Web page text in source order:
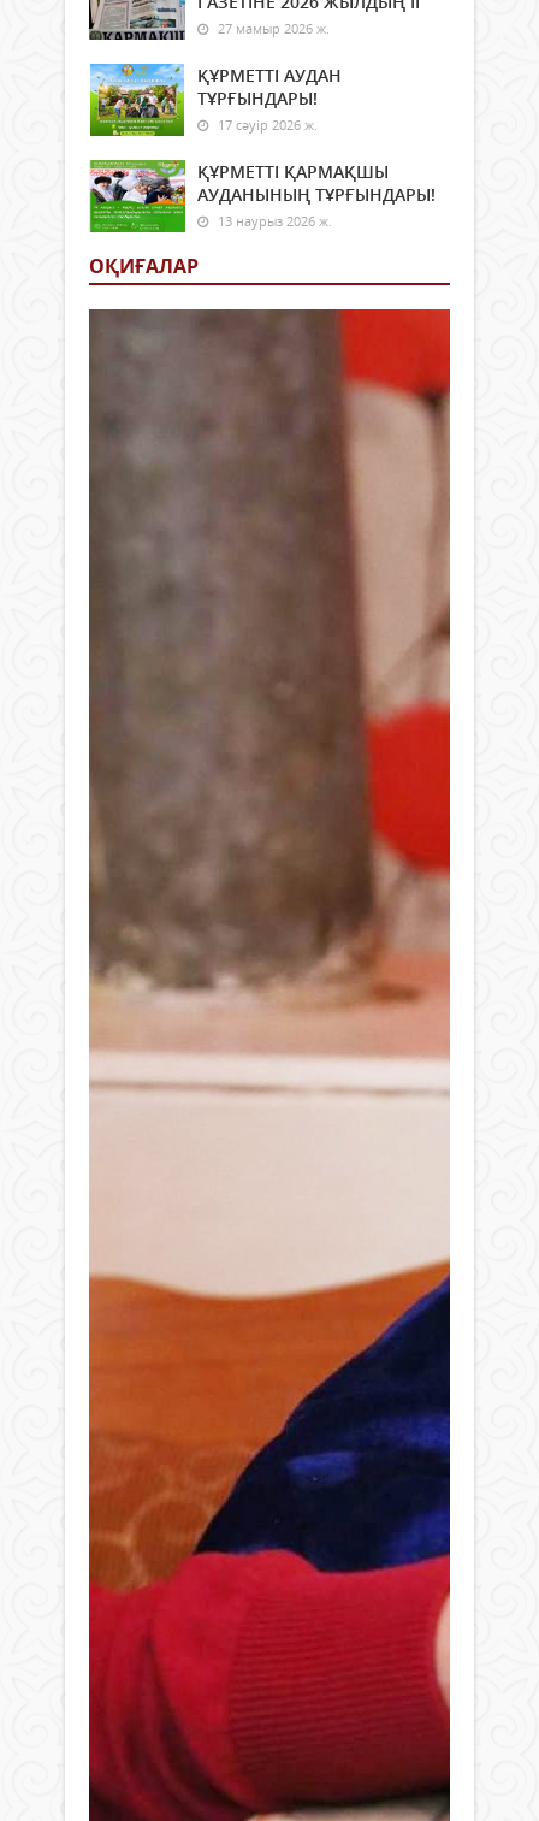
27 мамыр 2026 ж.
ҚҰРМЕТТІ АУДАН
ТҰРҒЫНДАРЫ!
17 сәуір 2026 ж.
ҚҰРМЕТТІ ҚАРМАҚШЫ
АУДАНЫНЫҢ ТҰРҒЫНДАРЫ!
13 наурыз 2026 ж.
ОҚИҒАЛАР